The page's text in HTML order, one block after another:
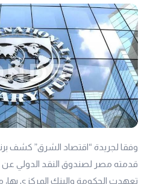
وفقا لجريدة “اقتصاد الشرق” كشف
قدمته مصر لصندوق النقد الدولي عن
تعهدت الحكومة والبنك المركزي